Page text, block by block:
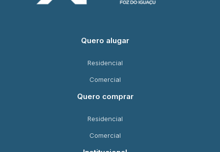
Quero alugar
Residencial
Comercial
Quero comprar
Residencial
Comercial